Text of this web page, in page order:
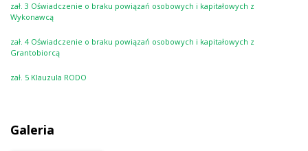
zał. 3 Oświadczenie o braku powiązań osobowych i kapitałowych z
Wykonawcą
zał. 4 Oświadczenie o braku powiązań osobowych i kapitałowych z
Grantobiorcą
zał. 5 Klauzula RODO
Galeria